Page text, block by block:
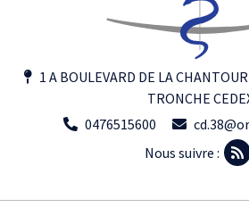
1 A BOULEVARD DE LA
TRONCHE
0476515600
Nous suivre :